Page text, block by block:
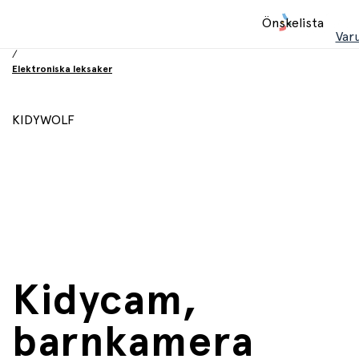
Önskelista
/
Elektroniska leksaker
KIDYWOLF
Kidycam,
barnkamera